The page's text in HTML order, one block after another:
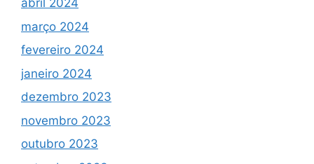
abril 2024
março 2024
fevereiro 2024
janeiro 2024
dezembro 2023
novembro 2023
outubro 2023